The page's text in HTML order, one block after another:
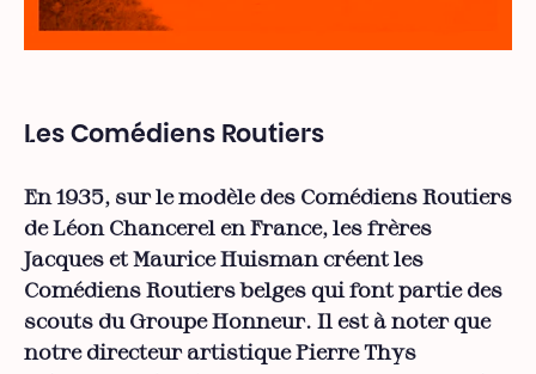
Les Comédiens Routiers
En 1935, sur le modèle des Comédiens Routiers
de Léon Chancerel en France, les frères
Jacques et Maurice Huisman créent les
Comédiens Routiers belges qui font partie des
scouts du Groupe Honneur. Il est à noter que
notre directeur artistique Pierre Thys